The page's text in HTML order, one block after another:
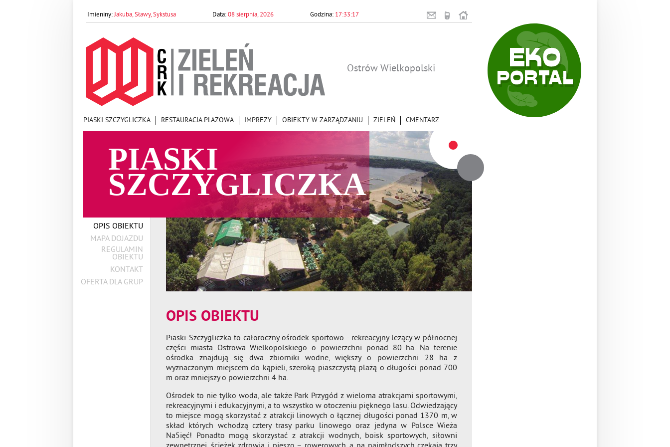
Jakuba, Sławy, Sykstusa 08 sierpnia, 2026 17:33:17
Ostrów Wielkopolski
PIASKI SZCZYGLICZKA RESTAURACJA PLAŻOWA IMPREZY OBIEKTY W ZARZĄDZANIU ZIELEŃ CMENTARZ
PIASKI
SZCZYGLICZKA
OPIS OBIEKTU
MAPA DOJAZDU
REGULAMIN
OBIEKTU
KONTAKT
OFERTA DLA GRUP
OPIS OBIEKTU
Piaski-Szczygliczka to całoroczny ośrodek sportowo - rekreacyjny leżący w północnej
części miasta Ostrowa Wielkopolskiego o powierzchni ponad 80 ha. Na terenie
ośrodka znajdują się dwa zbiorniki wodne, większy o powierzchni 28 ha z
wyznaczonym miejscem do kąpieli, szeroką piaszczystą plażą o długości ponad 700
m oraz mniejszy o powierzchni 4 ha.
Ośrodek to nie tylko woda, ale także Park Przygód z wieloma atrakcjami sportowymi,
rekreacyjnymi i edukacyjnymi, a to wszystko w otoczeniu pięknego lasu. Odwiedzający
to miejsce mogą skorzystać z atrakcji linowych o łącznej długości ponad 1370 m, w
skład których wchodzą cztery trasy parku linowego oraz jedyna w Polsce Wieża
Na5ięć! Ponadto mogą skorzystać z atrakcji wodnych, boisk sportowych, siłowni